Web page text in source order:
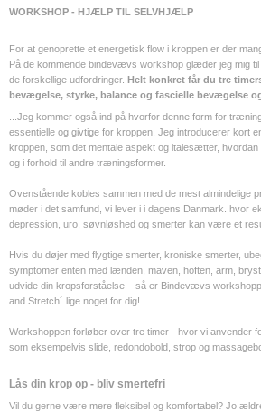
WORKSHOP - HJÆLP TIL SELVHJÆLP
For at genoprette et energetisk flow i kroppen er der
På de kommende bindevævs workshop glæder jeg mig
de forskellige udfordringer. Helt konkret får du tre
bevægelse, styrke, balance og fascielle bevægelse
...Jeg kommer også ind på hvorfor denne form for
essentielle og givtige for kroppen. Jeg introducerer kort
kroppen, som det mentale aspekt og italesætter,
og i forhold til andre træningsformer.
Ovenstående kobles sammen med de mest almindelige
møder i det samfund, vi lever i i dagens Danmark. hvor
depression, uro, søvnløshed og smerter kan være et
Hvis du døjer med flygtige smerter, kroniske smerter,
symptomer enten med lænden, maven, hoften, arm,
udvide din kropsforståelse – så er Bindevævs
and Stretch´ lige noget for dig!
Workshoppen forløber over tre timer - hvor vi anvender
som eksempelvis slide, redondobold, strop og
Lås din krop op - bliv smertefri
Vil du gerne være mere fleksibel og komfortabel? Jo